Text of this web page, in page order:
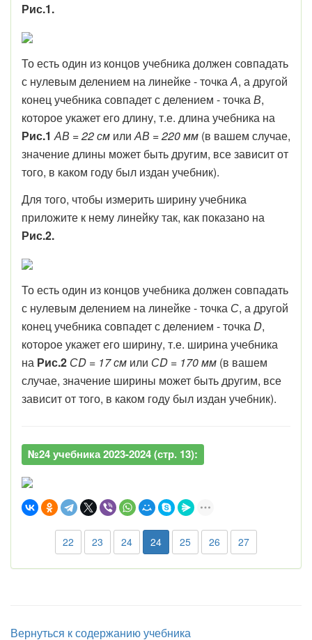
Рис.1.
То есть один из концов учебника должен совпадать
с нулевым делением на линейке - точкаА, а другой
конец учебника совпадет с делением - точкаВ,
которое укажет его длину, т.е. длина учебника на
Рис.1 АВ = 22 см илиАВ = 220 мм (в вашем случае,
значение длины может быть другим, все зависит от
того, в каком году был издан учебник).
Для того, чтобы измерить ширину учебника
приложите к нему линейку так, как показано на
Рис.2.
То есть один из концов учебника должен совпадать
с нулевым делением на линейке - точка С, а другой
конец учебника совпадет с делением - точкаD,
которое укажет его ширину, т.е. ширина учебника
на Рис.2 СD = 17 см или СD = 170 мм (в вашем
случае, значение ширины может быть другим, все
зависит от того, в каком году был издан учебник).
№24 учебника 2023-2024 (стр. 13):
22 23 24 24 25 26 27
Вернуться к содержанию учебника